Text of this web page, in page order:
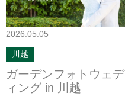
2026.05.05
川越
ガーデンフォトウェデ
ィング in 川越